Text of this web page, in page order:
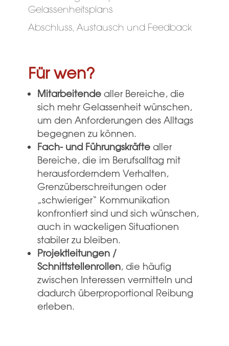
Gelassenheitsplans
Abschluss, Austausch und Feedback
Für wen?
Mitarbeitende aller Bereiche, die
sich mehr Gelassenheit wünschen,
um den Anforderungen des Alltags
begegnen zu können.
Fach- und Führungskräftealler
Bereiche, die im Berufsalltag mit
herausforderndem Verhalten,
Grenzüberschreitungen oder
„schwieriger“ Kommunikation
konfrontiert sind und sich wünschen,
auch in wackeligen Situationen
stabiler zu bleiben.
Projektleitungen /
Schnittstellenrollen, die häufig
zwischen Interessen vermitteln und
dadurch überproportional Reibung
erleben.